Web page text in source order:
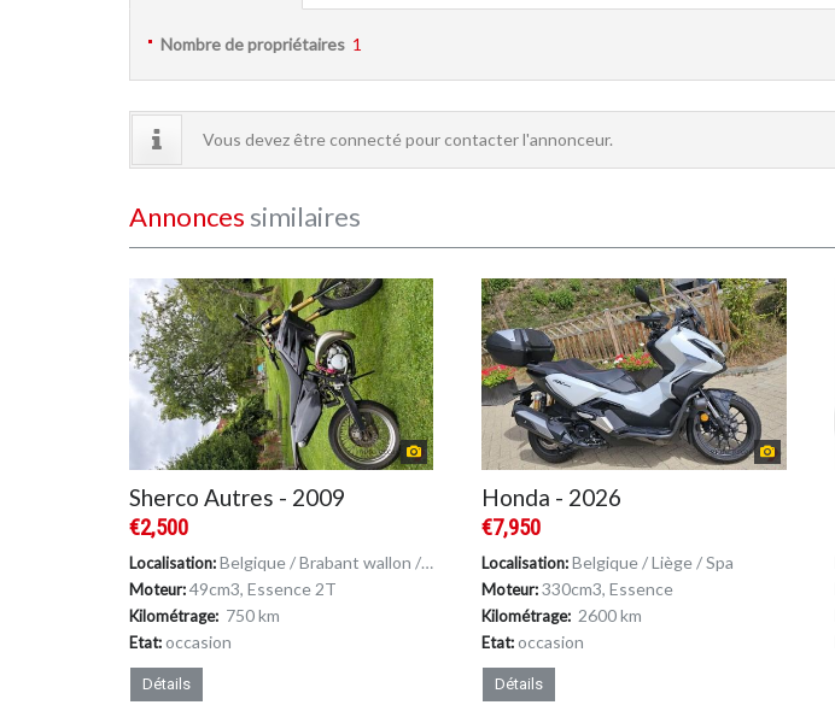
Nombre de propriétaires 1
Vous devez être connecté pour contacter l'annonceur.
Annonces similaires
Sherco Autres - 2009
€2,500
Localisation:Belgique / Brabant wallon / Ittre
Moteur:49cm3, Essence 2T
Kilométrage: 750 km
Etat:occasion
Détails
Honda - 2026
€7,950
Localisation:Belgique / Liège / Spa
Moteur:330cm3, Essence
Kilométrage: 2600 km
Etat:occasion
Détails